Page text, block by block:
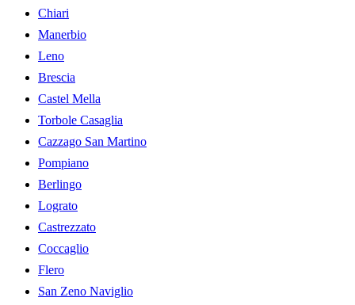
Chiari
Manerbio
Leno
Brescia
Castel Mella
Torbole Casaglia
Cazzago San Martino
Pompiano
Berlingo
Lograto
Castrezzato
Coccaglio
Flero
San Zeno Naviglio